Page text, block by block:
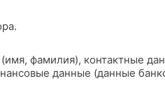
фамилия), контактные
данные (данные